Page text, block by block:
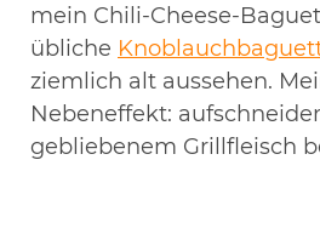
mein Chili-Cheese-
übliche
ziemlich alt aussehen.
Nebeneffekt:
gebliebenem Grillfleisch